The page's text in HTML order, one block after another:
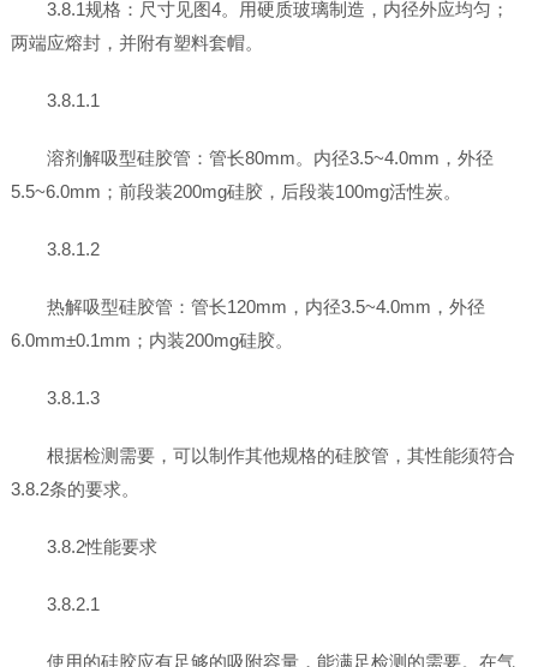
3.8.1规格：尺寸见图4。用硬质玻璃制造，内径外应均匀；
两端应熔封，并附有塑料套帽。
3.8.1.1
溶剂解吸型硅胶管：管长80mm。内径3.5~4.0mm，外径
5.5~6.0mm；前段装200mg硅胶，后段装100mg活性炭。
3.8.1.2
热解吸型硅胶管：管长120mm，内径3.5~4.0mm，外径
6.0mm±0.1mm；内装200mg硅胶。
3.8.1.3
根据检测需要，可以制作其他规格的硅胶管，其性能须符合
3.8.2条的要求。
3.8.2性能要求
3.8.2.1
使用的硅胶应有足够的吸附容量，能满足检测的需要。在气